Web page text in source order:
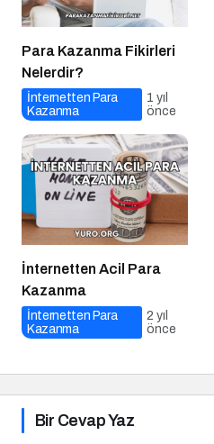
Para Kazanma Fikirleri
Nelerdir?
İnternetten Para
Kazanma
1 yıl
önce
İnternetten Acil Para
Kazanma
İnternetten Para
Kazanma
2 yıl
önce
Bir Cevap Yaz